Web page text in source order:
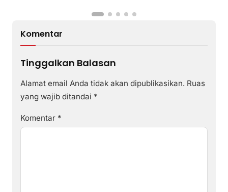
Komentar
Tinggalkan Balasan
Alamat email Anda tidak akan dipublikasikan. Ruas
yang wajib ditandai *
Komentar *